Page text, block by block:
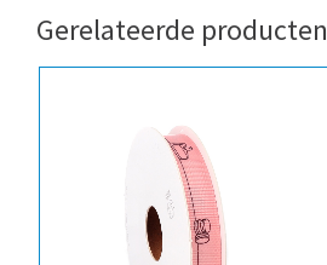
Gerelateerde producten